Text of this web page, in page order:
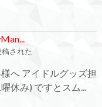
稿された
へ アイドルグッズ担
休み) ですとスム...